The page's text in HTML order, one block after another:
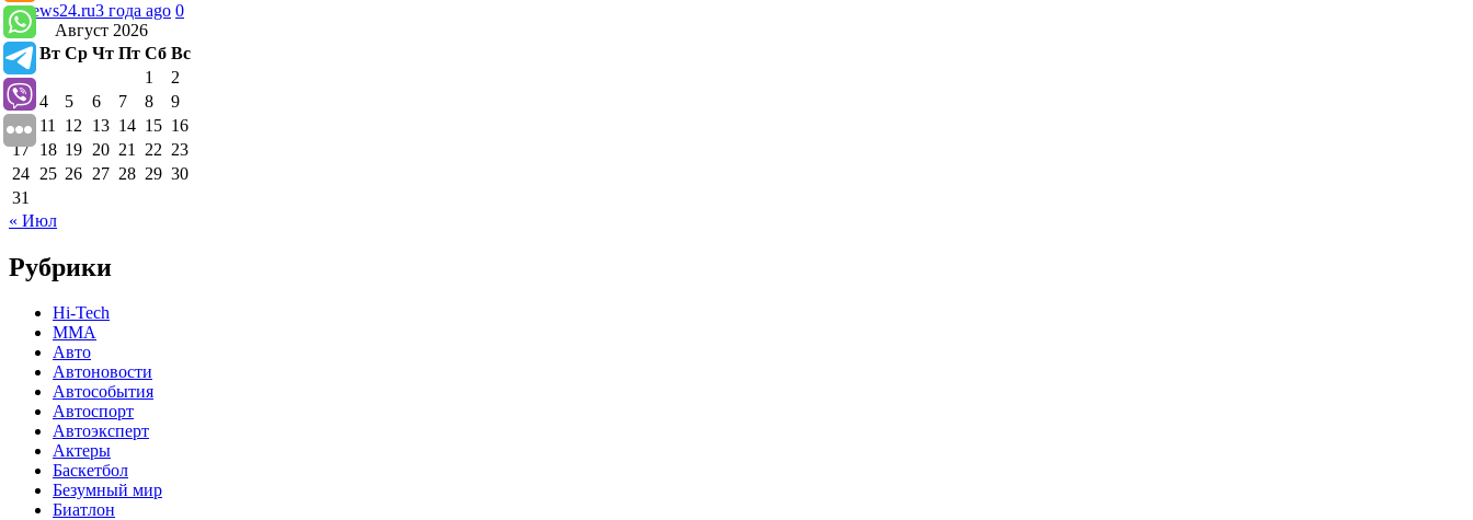
runews24.ru3 года ago 0
Август 2026
Пн Вт Ср Чт Пт Сб Вс
1
2
3
4 5 6 7 8
9
10 11 12 13 14 15 16
17 18 19 20 21 22 23
24 25 26 27 28 29 30
31
« Июл
Рубрики
Hi-Tech
MMA
Авто
Автоновости
Автособытия
Автоспорт
Автоэксперт
Актеры
Баскетбол
Безумный мир
Биатлон